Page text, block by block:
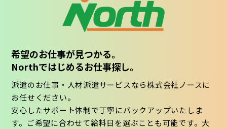
希望のお仕事が見つかる。
Northではじめるお仕事探し。
派遣のお仕事・人材派遣サービスなら株式会社ノースに
お任せください。
安心したサポート体制で丁寧にバックアップいたしま
す。ご希望に合わせて給料日を選ぶことも可能です。大